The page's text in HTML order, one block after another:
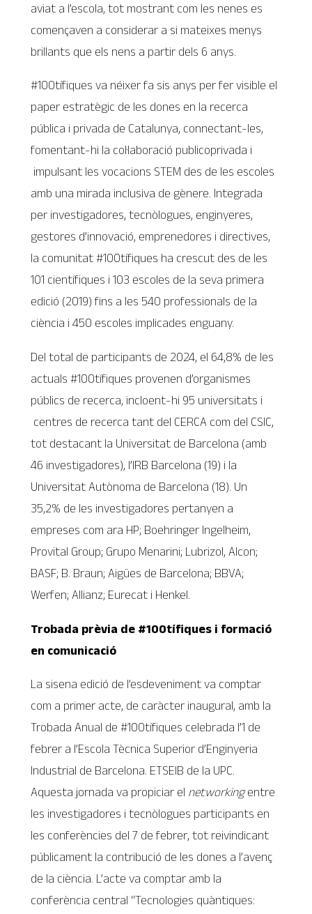
aviat a l’escola, tot mostrant com les nenes es
començaven a considerar a si mateixes menys
brillants que els nens a partir dels 6 anys.
#100tífiques va néixer fa sis anys per fer visible el
paper estratègic de les dones en la recerca
pública i privada de Catalunya, connectant-les,
fomentant-hi la col·laboració publicoprivada i
impulsant les vocacions STEM des de les escoles
amb una mirada inclusiva de gènere. Integrada
per investigadores, tecnòlogues, enginyeres,
gestores d’innovació, emprenedores i directives,
la comunitat #100tífiques ha crescut des de les
101 científiques i 103 escoles de la seva primera
edició (2019) fins a les 540 professionals de la
ciència i 450 escoles implicades enguany.
Del total de participants de 2024, el 64,8% de les
actuals #100tífiques provenen d’organismes
públics de recerca, incloent-hi 95 universitats i
centres de recerca tant del CERCA com del CSIC,
tot destacant la Universitat de Barcelona (amb
46 investigadores), l’IRB Barcelona (19) i la
Universitat Autònoma de Barcelona (18). Un
35,2% de les investigadores pertanyen a
empreses com ara HP; Boehringer Ingelheim,
Provital Group; Grupo Menarini; Lubrizol, Alcon;
BASF; B. Braun; Aigües de Barcelona; BBVA;
Werfen; Allianz; Eurecat i Henkel.
Trobada prèvia de #100tífiques i formació
en comunicació
La sisena edició de l’esdeveniment va comptar
com a primer acte, de caràcter inaugural, amb la
Trobada Anual de #100tífiques celebrada l’1 de
febrer a l’Escola Tècnica Superior d’Enginyeria
Industrial de Barcelona. ETSEIB de la UPC.
Aquesta jornada va propiciar el networkingentre
les investigadores i tecnòlogues participants en
les conferències del 7 de febrer, tot reivindicant
públicament la contribució de les dones a l’avenç
de la ciència. L’acte va comptar amb la
conferència central “Tecnologies quàntiques: